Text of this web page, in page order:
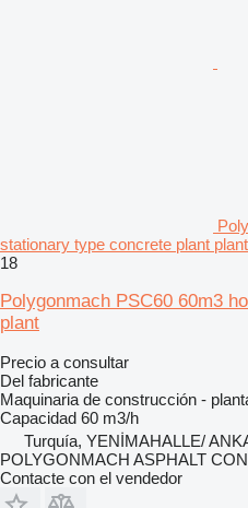
stationary type concrete plant
18
Polygonmach PSC60 60m3
plant
Precio a consultar
Del fabricante
Maquinaria de construcción -
Capacidad 60 m3/h
Turquía, YENİMAHALLE/
POLYGONMACH ASPHALT
Contacte con el vendedor